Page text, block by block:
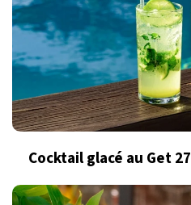
Cocktail glacé au Get 27